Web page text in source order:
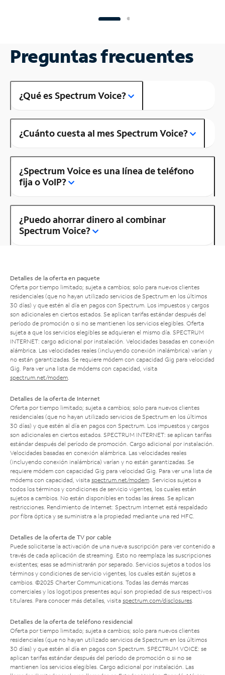
Preguntas frecuentes
¿Qué es Spectrum Voice?
¿Cuánto cuesta al mes Spectrum Voice?
¿Spectrum Voice es una línea de teléfono
fija o VoIP?
¿Puedo ahorrar dinero al combinar
Spectrum Voice?
Detalles de la oferta en paquete
Oferta por tiempo limitado; sujeta a cambios; solo para nuevos clientes
residenciales (que no hayan utilizado servicios de Spectrum en los últimos
30 días) y que estén al día en pagos con Spectrum. Los impuestos y cargos
son adicionales en ciertos estados. Se aplican tarifas estándar después del
período de promoción o si no se mantienen los servicios elegibles. Oferta
sujeta a que los servicios elegibles se adquieran el mismo día. SPECTRUM
INTERNET: cargo adicional por instalación. Velocidades basadas en conexión
alámbrica. Las velocidades reales (incluyendo conexión inalámbrica) varían y
no están garantizadas. Se requiere módem con capacidad Gig para velocidad
Gig. Para ver una lista de módems con capacidad, visita
spectrum.net/modem
Detalles de la oferta de Internet
Oferta por tiempo limitado; sujeta a cambios; solo para nuevos clientes
residenciales (que no hayan utilizado servicios de Spectrum en los últimos
30 días) y que estén al día en pagos con Spectrum. Los impuestos y cargos
son adicionales en ciertos estados. SPECTRUM INTERNET: se aplican tarifas
estándar después del período de promoción. Cargo adicional por instalación.
Velocidades basadas en conexión alámbrica. Las velocidades reales
(incluyendo conexión inalámbrica) varían y no están garantizadas. Se
requiere módem con capacidad Gig para velocidad Gig. Para ver una lista de
módems con capacidad, visita spectrum.net/modem . Servicios sujetos a
todos los términos y condiciones de servicio vigentes, los cuales están
sujetos a cambios. No están disponibles en todas las áreas. Se aplican
restricciones. Rendimiento de Internet: Spectrum Internet está respaldado
por fibra óptica y se suministra a la propiedad mediante una red HFC.
Detalles de la oferta de TV por cable
Puede solicitarse la activación de una nueva suscripción para ver contenido a
través de cada aplicación de streaming. Esto no reemplaza las suscripciones
existentes; esas se administrarán por separado. Servicios sujetos a todos los
términos y condiciones de servicio vigentes, los cuales están sujetos a
cambios. ©2025 Charter Communications. Todas las demás marcas
comerciales y los logotipos presentes aquí son propiedad de sus respectivos
titulares. Para conocer más detalles, visita spectrum.com/disclosures
Detalles de la oferta de teléfono residencial
Oferta por tiempo limitado; sujeta a cambios; solo para nuevos clientes
residenciales (que no hayan utilizado servicios de Spectrum en los últimos
30 días) y que estén al día en pagos con Spectrum. SPECTRUM VOICE: se
aplican tarifas estándar después del período de promoción o si no se
mantienen los servicios elegibles. Cargo adicional por instalación. Las